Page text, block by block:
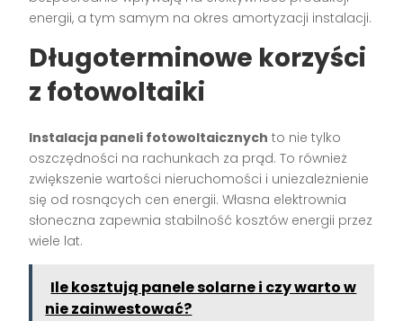
energii, a tym samym na okres amortyzacji instalacji.
Długoterminowe korzyści
z fotowoltaiki
Instalacja paneli fotowoltaicznych to nie tylko
oszczędności na rachunkach za prąd. To również
zwiększenie wartości nieruchomości i uniezależnienie
się od rosnących cen energii. Własna elektrownia
słoneczna zapewnia stabilność kosztów energii przez
wiele lat.
Ile kosztują panele solarne i czy warto w
nie zainwestować?